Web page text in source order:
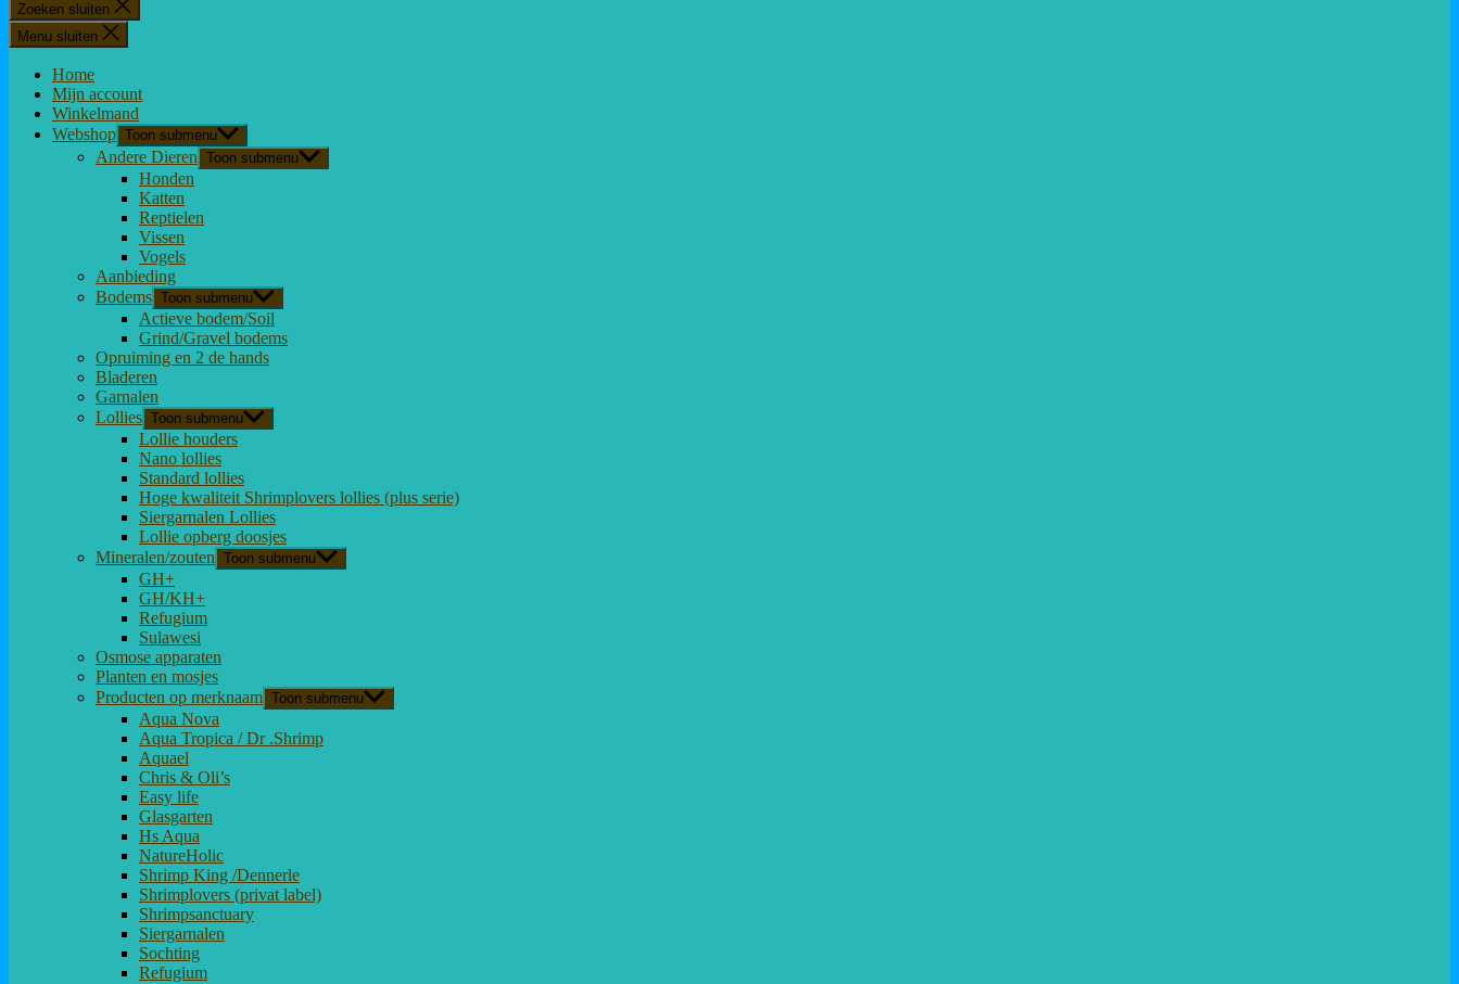
Zoeken sluiten
Menu sluiten
Home
Mijn account
Winkelmand
Webshop Toon submenu
Andere Dieren Toon submenu
Honden
Katten
Reptielen
Vissen
Vogels
Aanbieding
Bodems Toon submenu
Actieve bodem/Soil
Grind/Gravel bodems
Opruiming en 2 de hands
Bladeren
Garnalen
Lollies Toon submenu
Lollie houders
Nano lollies
Standard lollies
Hoge kwaliteit Shrimplovers lollies (plus serie)
Siergarnalen Lollies
Lollie opberg doosjes
Mineralen/zouten Toon submenu
GH+
GH/KH+
Refugium
Sulawesi
Osmose apparaten
Planten en mosjes
Producten op merknaam Toon submenu
Aqua Nova
Aqua Tropica / Dr .Shrimp
Aquael
Chris & Oli’s
Easy life
Glasgarten
Hs Aqua
NatureHolic
Shrimp King /Dennerle
Shrimplovers (privat label)
Shrimpsanctuary
Siergarnalen
Sochting
Refugium